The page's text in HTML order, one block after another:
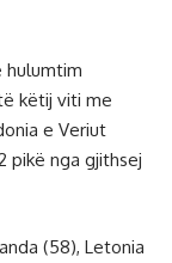
hulumtim
këtij viti me
e Veriut
pikë nga gjithsej
(58), Letonia